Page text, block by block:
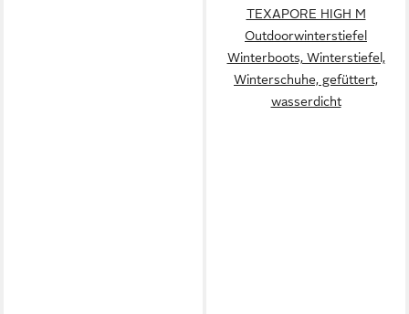
TEXAPORE HIGH M
Outdoorwinterstiefel
Winterboots, Winterstiefel,
Winterschuhe, gefüttert,
wasserdicht